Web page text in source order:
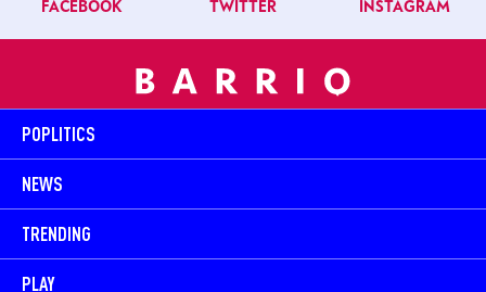
FACEBOOK TWITTER INSTAGRAM
POPLITICS
NEWS
TRENDING
PLAY